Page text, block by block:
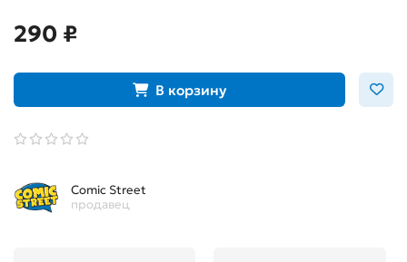
290 ₽
В корзину
Comic Street
продавец